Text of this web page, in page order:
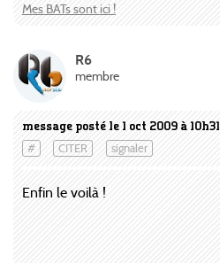
Mes BATs sont ici !
message posté le 1 oct 2009 à 10h31
# CITER signaler
R6
membre
Enfin le voilà !